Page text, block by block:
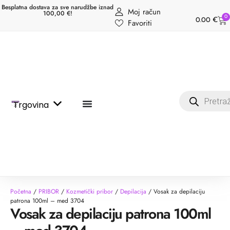
Besplatna dostava za sve narudžbe iznad
100,00 €!
Moj račun
Favoriti
0.00 € 0
Trgovina
Početna / PRIBOR / Kozmetički pribor / Depilacija / Vosak za depilaciju
patrona 100ml – med 3704
Vosak za depilaciju patrona 100ml